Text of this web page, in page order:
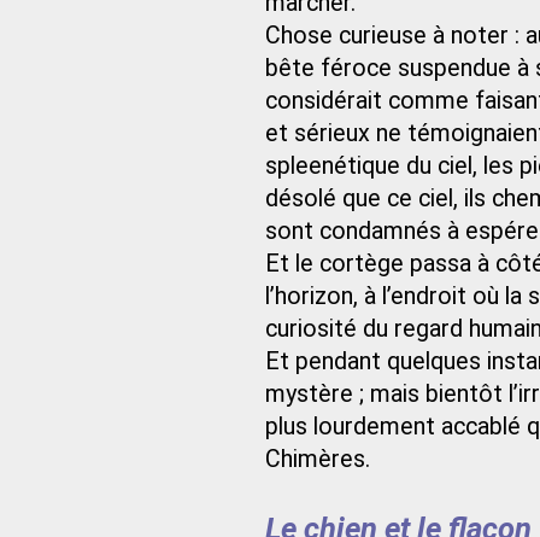
Chose curieuse à noter :
bête féroce suspendue à
considérait comme
et sérieux ne
spleenétique du ciel, les
désolé que ce ciel, ils
sont condamnés à
Et le cortège passa à
l’horizon, à l’endroit où
curiosité du regard
Et pendant quelques
mystère ; mais bientôt
plus lourdement accablé
Chimères.
Le chien et le flacon